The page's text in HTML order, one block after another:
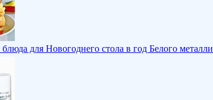
блюда для Новогоднего стола в год Белого